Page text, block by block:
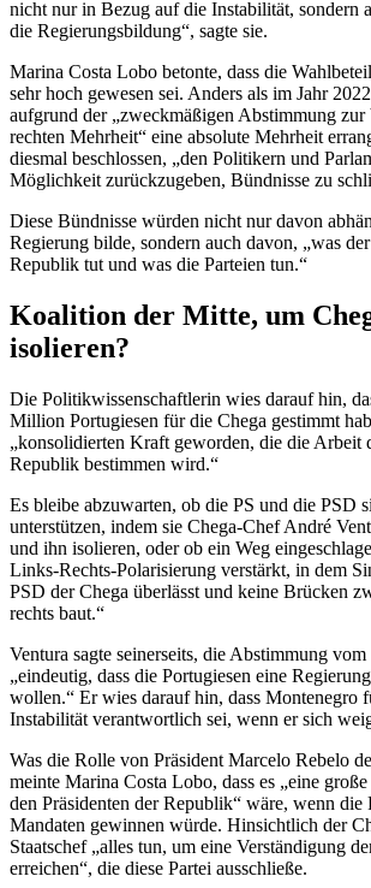
nicht nur in Bezug auf die Instabilität, sondern
die Regierungsbildung“, sagte sie.
Marina Costa Lobo betonte, dass die
sehr hoch gewesen sei. Anders als im Jahr
aufgrund der „zweckmäßigen Abstimmung zur
rechten Mehrheit“ eine absolute Mehrheit
diesmal beschlossen, „den Politikern und
Möglichkeit zurückzugeben, Bündnisse zu
Diese Bündnisse würden nicht nur davon
Regierung bilde, sondern auch davon, „was
Republik tut und was die Parteien tun.“
Koalition der Mitte, um
isolieren?
Die Politikwissenschaftlerin wies darauf hin,
Million Portugiesen für die Chega gestimmt
„konsolidierten Kraft geworden, die die Arbeit
Republik bestimmen wird.“
Es bleibe abzuwarten, ob die PS und die PSD
unterstützen, indem sie Chega-Chef André
und ihn isolieren, oder ob ein Weg
Links-Rechts-Polarisierung verstärkt, in dem
PSD der Chega überlässt und keine Brücken
rechts baut.“
Ventura sagte seinerseits, die Abstimmung
„eindeutig, dass die Portugiesen eine
wollen.“ Er wies darauf hin, dass Montenegro
Instabilität verantwortlich sei, wenn er sich
Was die Rolle von Präsident Marcelo Rebelo
meinte Marina Costa Lobo, dass es „eine
den Präsidenten der Republik“ wäre, wenn die
Mandaten gewinnen würde. Hinsichtlich der
Staatschef „alles tun, um eine Verständigung
erreichen“, die diese Partei ausschließe.